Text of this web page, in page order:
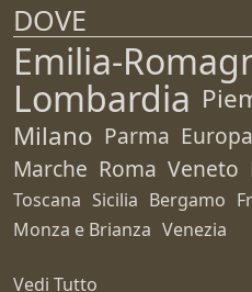
DOVE
Emilia-
Lombardia
Milano Parma Europa
Marche Roma Veneto
Toscana Sicilia Bergamo
Monza e Brianza Venezia
Vedi Tutto